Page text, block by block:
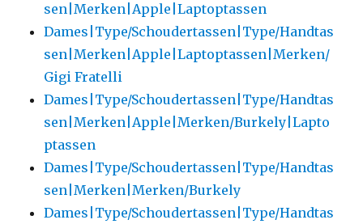
sen|Merken|Apple|Laptoptassen
Dames|Type/Schoudertassen|Type/Handtas
sen|Merken|Apple|Laptoptassen|Merken/
Gigi Fratelli
Dames|Type/Schoudertassen|Type/Handtas
sen|Merken|Apple|Merken/Burkely|Lapto
ptassen
Dames|Type/Schoudertassen|Type/Handtas
sen|Merken|Merken/Burkely
Dames|Type/Schoudertassen|Type/Handtas